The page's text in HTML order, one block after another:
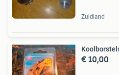
Zuidland
€ 10,00